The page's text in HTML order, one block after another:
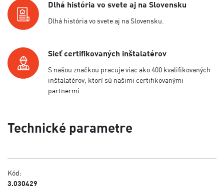
Dlhá história vo svete aj na Slovensku
Dlhá história vo svete aj na Slovensku.
Sieť certifikovaných inštalatérov
S našou značkou pracuje viac ako 400 kvalifikovaných
inštalatérov, ktorí sú našimi certifikovanými
partnermi.
Technické parametre
Kód:
3.030429